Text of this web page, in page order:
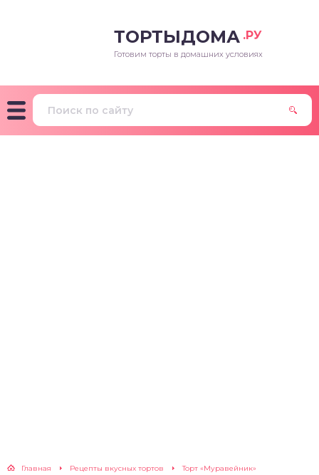
ТОРТЫДОМА .РУ
Готовим торты в домашних условиях
Главная Рецепты вкусных тортов Торт «Муравейник»